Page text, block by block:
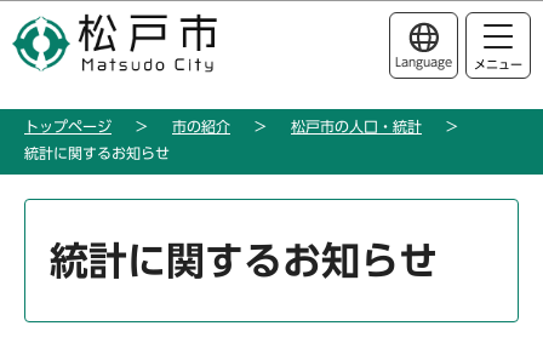
の
ー
このページの本文へ移動
Language メニュー
トップページ 市の紹介
松戸市の人口・統計
統計に関するお知らせ
統計に関するお知らせ